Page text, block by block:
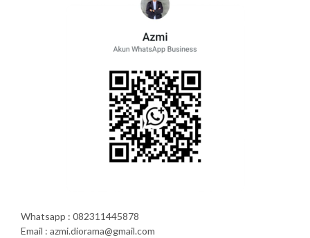
Whatsapp : 082311445878
Email : azmi.diorama@gmail.com